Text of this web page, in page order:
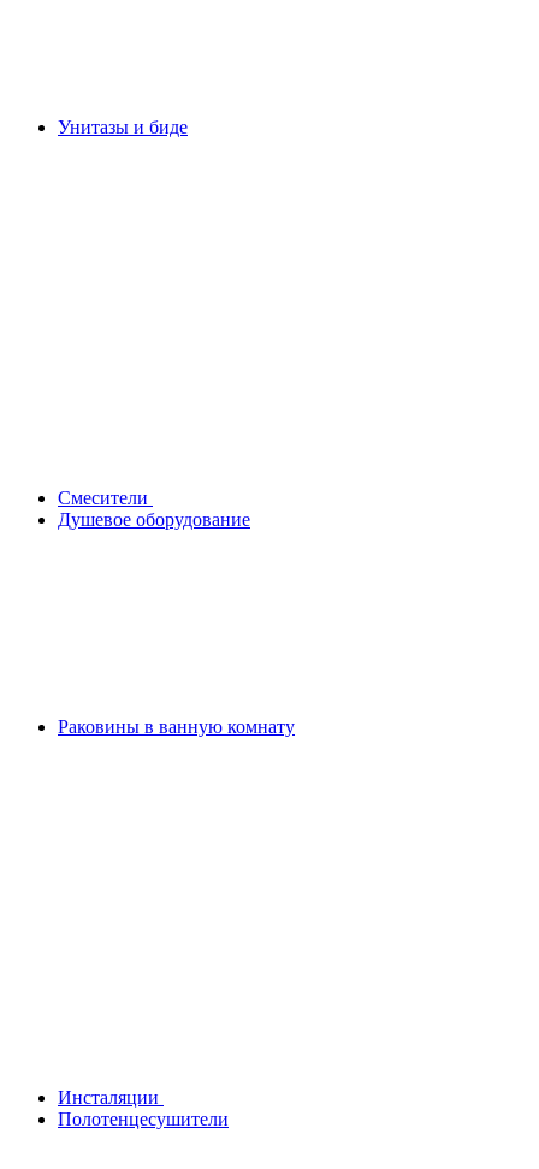
Унитазы и биде
Смесители
Душевое оборудование
Раковины в ванную комнату
Инсталяции
Полотенцесушители